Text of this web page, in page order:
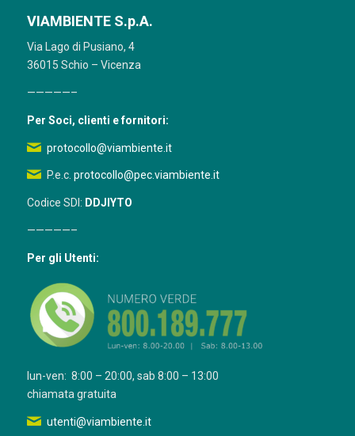
VIAMBIENTE S.p.A.
Via Lago di Pusiano, 4
36015 Schio – Vicenza
—————–
Per Soci, clienti e fornitori:
protocollo@viambiente.it
P.e.c. protocollo@pec.viambiente.it
Codice SDI: DDJIYTO
—————–
Per gli Utenti:
lun-ven: 8:00 – 20:00, sab 8:00 – 13:00
chiamata gratuita
utenti@viambiente.it